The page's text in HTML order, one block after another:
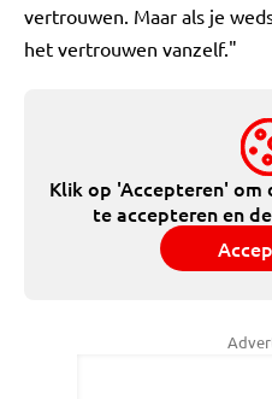
vertrouwen. Maar als je
het vertrouwen vanzelf."
Klik op 'Accepteren' om
te accepteren en